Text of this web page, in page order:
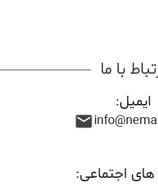
با ما
ایمیل:
mail
اجتماعی: